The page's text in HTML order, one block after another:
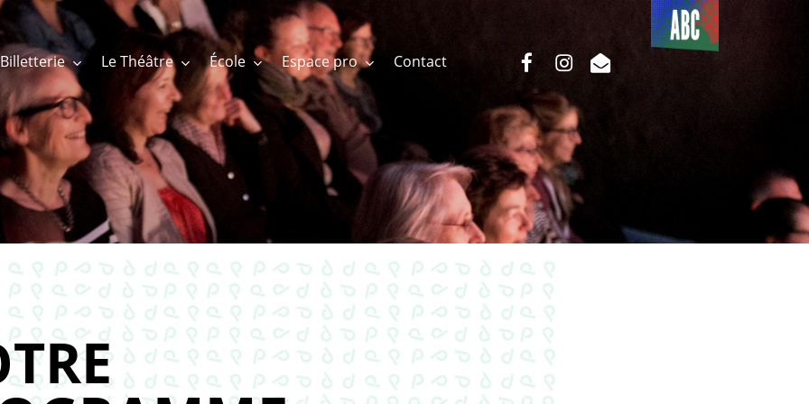
Billetterie Le Théâtre École Espace pro Contact
Du côté
de l’ABC
facebookinstagram
email